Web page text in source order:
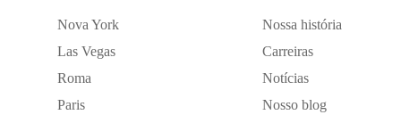
Nova York
Las Vegas
Roma
Paris
Nossa história
Carreiras
Notícias
Nosso blog